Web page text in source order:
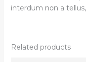
interdum non a
Related products